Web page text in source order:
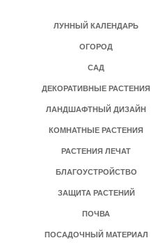
ЛУННЫЙ КАЛЕНДАРЬ
ОГОРОД
САД
ДЕКОРАТИВНЫЕ РАСТЕНИЯ
ЛАНДШАФТНЫЙ ДИЗАЙН
КОМНАТНЫЕ РАСТЕНИЯ
РАСТЕНИЯ ЛЕЧАТ
БЛАГОУСТРОЙСТВО
ЗАЩИТА РАСТЕНИЙ
ПОЧВА
ПОСАДОЧНЫЙ МАТЕРИАЛ